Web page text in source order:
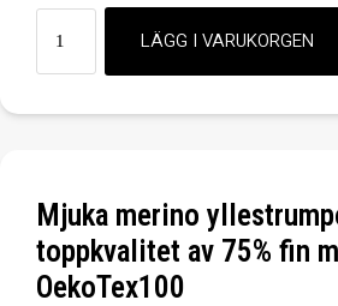
Mjuka merino
toppkvalitet av 75% fin
OekoTex100